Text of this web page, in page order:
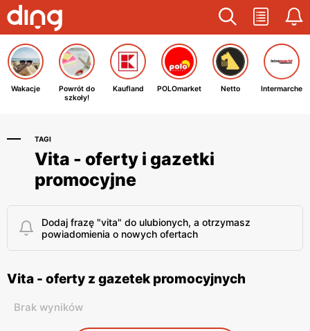
Wakacje
Powrót do
szkoły!
Kaufland POLOmarket Netto Intermarche
TAGI
Vita - oferty i gazetki
promocyjne
Dodaj frazę "vita" do ulubionych, a otrzymasz
powiadomienia o nowych ofertach
Vita - oferty z gazetek promocyjnych
Brak wyników